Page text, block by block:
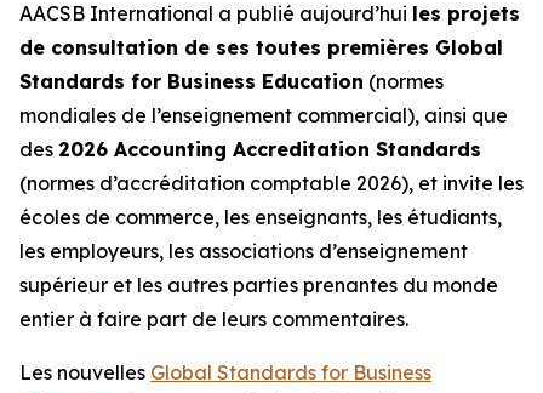
AACSB International a publié aujourd’hui les projets
de consultation de ses toutes premières Global
Standards for Business Education (normes
mondiales de l’enseignement commercial), ainsi que
des 2026 Accounting Accreditation Standards
(normes d’accréditation comptable 2026), et invite les
écoles de commerce, les enseignants, les étudiants,
les employeurs, les associations d’enseignement
supérieur et les autres parties prenantes du monde
entier à faire part de leurs commentaires.
Les nouvelles Global Standards for Business